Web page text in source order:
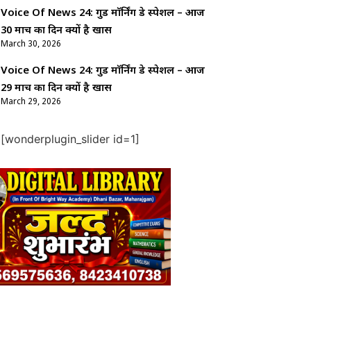
Voice Of News 24: गुड माॅर्निंग डे स्पेशल – आज
30 मार्च का दिन क्यों है खास
March 30, 2026
Voice Of News 24: गुड माॅर्निंग डे स्पेशल – आज
29 मार्च का दिन क्यों है खास
March 29, 2026
[wonderplugin_slider id=1]